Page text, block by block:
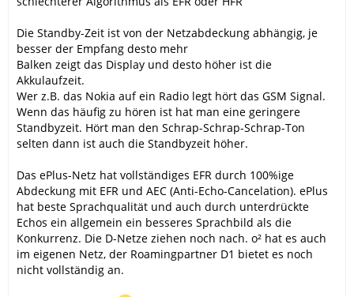
Die Standby-Zeit ist von der Netzabdeckung abhängig, je
besser der Empfang desto mehr
Balken zeigt das Display und desto höher ist die
Akkulaufzeit.
Wer z.B. das Nokia auf ein Radio legt hört das GSM Signal.
Wenn das häufig zu hören ist hat man eine geringere
Standbyzeit. Hört man den Schrap-Schrap-Schrap-Ton
selten dann ist auch die Standbyzeit höher.
Das ePlus-Netz hat vollständiges EFR durch 100%ige
Abdeckung mit EFR und AEC (Anti-Echo-Cancelation). ePlus
hat beste Sprachqualität und auch durch unterdrückte
Echos ein allgemein ein besseres Sprachbild als die
Konkurrenz. Die D-Netze ziehen noch nach. o² hat es auch
im eigenen Netz, der Roamingpartner D1 bietet es noch
nicht vollständig an.